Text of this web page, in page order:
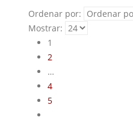
Ordenar por:
Mostrar:
1
2
…
4
5